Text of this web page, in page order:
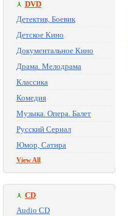
DVD
Детектив, Боевик
Детское Кино
Документальное Кино
Драма. Мелодрама
Классика
Комедия
Музыка. Опера. Балет
Русский Сериал
Юмор, Сатира
View All
CD
Audio CD